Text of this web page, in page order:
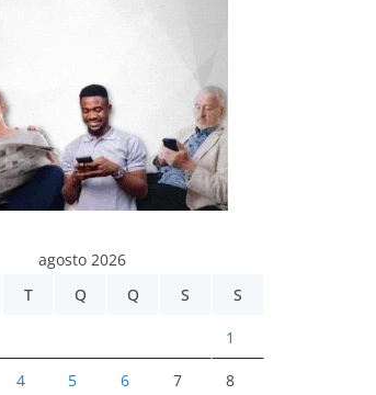
agosto 2026
T Q Q S S
1
4 5 6 7 8